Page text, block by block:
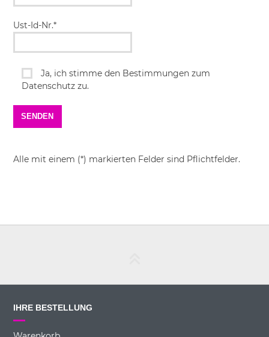
Ust-Id-Nr.*
Ja, ich stimme den Bestimmungen zum
Datenschutz zu.
Alle mit einem (*) markierten Felder sind Pflichtfelder.
IHRE BESTELLUNG